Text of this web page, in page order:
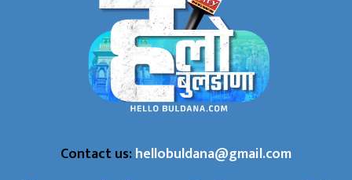
Contact us:hellobuldana@gmail.com